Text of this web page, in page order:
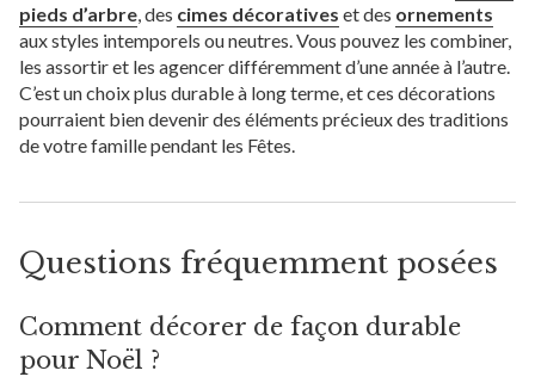
pieds d’arbre , des cimes décoratives et des ornements
aux styles intemporels ou neutres. Vous pouvez les combiner,
les assortir et les agencer différemment d’une année à l’autre.
C’est un choix plus durable à long terme, et ces décorations
pourraient bien devenir des éléments précieux des traditions
de votre famille pendant les Fêtes.
Questions fréquemment posées
Comment décorer de façon durable
pour Noël ?